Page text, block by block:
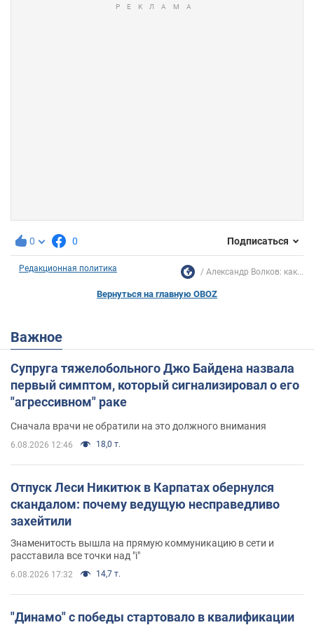
0 0 Подписаться
Редакционная политика Александр Волков: как...
Вернуться на главную OBOZ
Важное
Супруга тяжелобольного Джо Байдена назвала
первый симптом, который сигнализировал о его
"агрессивном" раке
Сначала врачи не обратили на это должного внимания
6.08.2026 12:46 18,0 т.
Отпуск Леси Никитюк в Карпатах обернулся
скандалом: почему ведущую несправедливо
захейтили
Знаменитость вышла на прямую коммуникацию в сети и
расставила все точки над "i"
6.08.2026 17:32 14,7 т.
"Динамо" с победы стартовало в квалификации